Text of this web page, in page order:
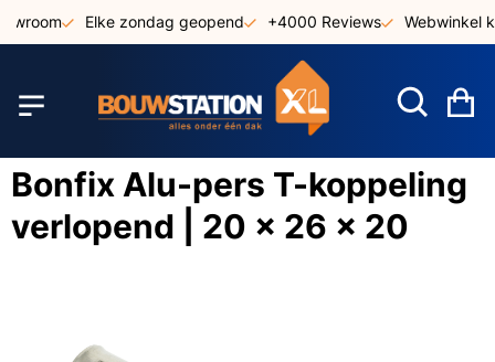
naar
Elke zondag geopend +4000 Reviews Webwinkel
Bonfix Alu-pers T-koppeling
verlopend | 20 x 26 x 20